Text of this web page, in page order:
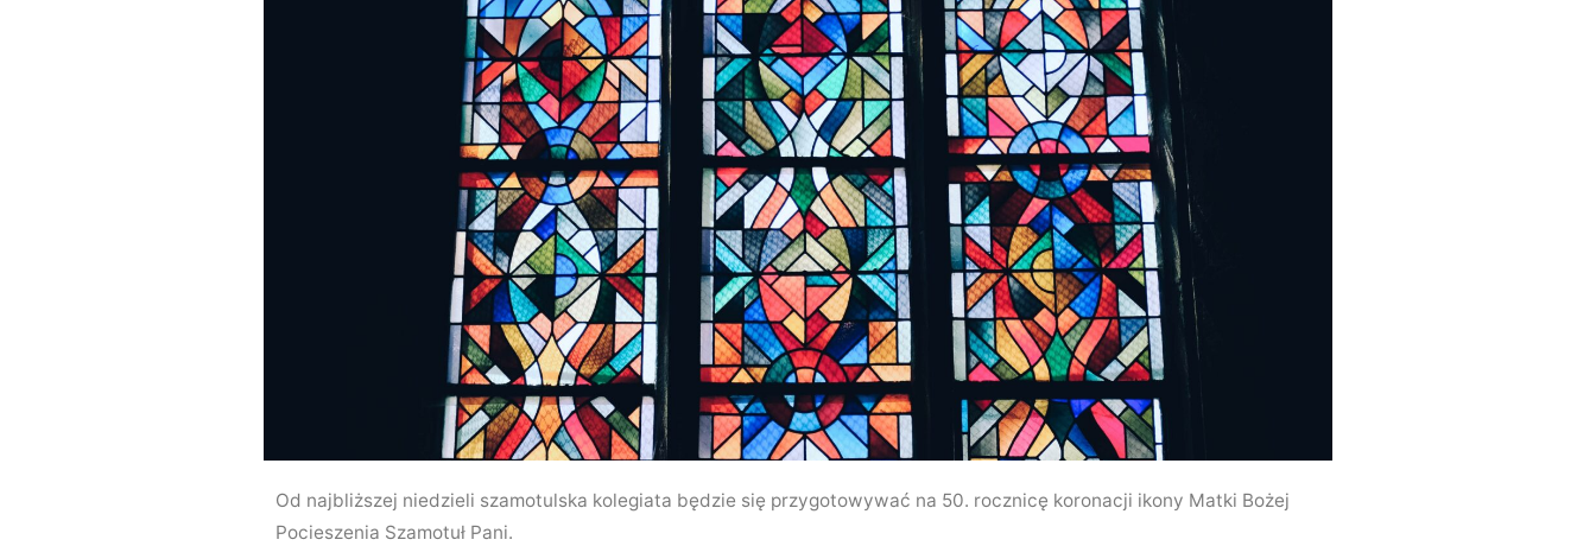
Od najbliższej niedzieli szamotulska kolegiata będzie się przygotowywać na 50. rocznicę koronacji ikony Matki Bożej
Pocieszenia Szamotuł Pani.